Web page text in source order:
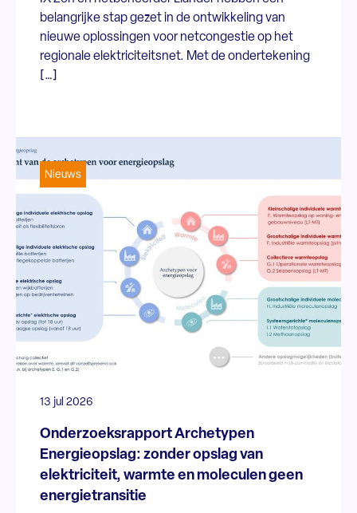
belangrijke stap gezet in de ontwikkeling van
nieuwe oplossingen voor netcongestie op het
regionale elektriciteitsnet. Met de ondertekening
[…]
Nieuws
13 jul 2026
Onderzoeksrapport Archetypen
Energieopslag: zonder opslag van
elektriciteit, warmte en moleculen geen
energietransitie